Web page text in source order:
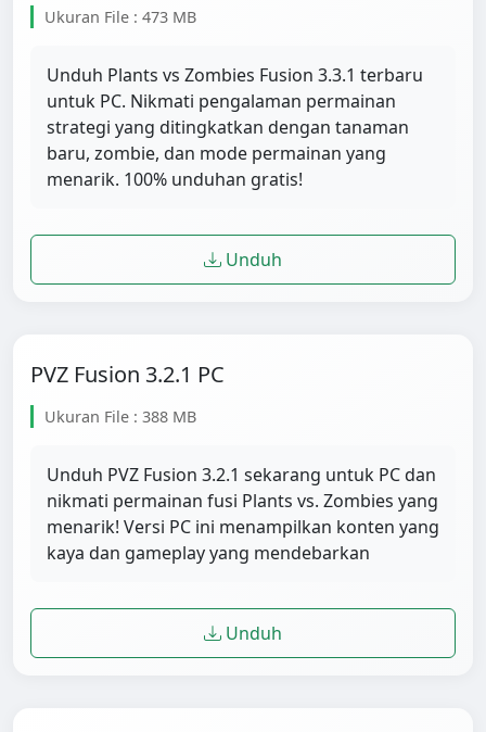
Ukuran File : 473 MB
Unduh Plants vs Zombies Fusion 3.3.1 terbaru
untuk PC. Nikmati pengalaman permainan
strategi yang ditingkatkan dengan tanaman
baru, zombie, dan mode permainan yang
menarik. 100% unduhan gratis!
Unduh
PVZ Fusion 3.2.1 PC
Ukuran File : 388 MB
Unduh PVZ Fusion 3.2.1 sekarang untuk PC dan
nikmati permainan fusi Plants vs. Zombies yang
menarik! Versi PC ini menampilkan konten yang
kaya dan gameplay yang mendebarkan
Unduh